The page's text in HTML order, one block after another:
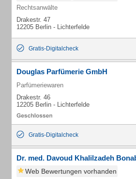
Rechtsanwälte
Drakestr. 47
12205 Berlin - Lichterfelde
Gratis-Digitalcheck
Douglas Parfümerie GmbH
Parfümeriewaren
Drakestr. 46
12205 Berlin - Lichterfelde
Gratis-Digitalcheck
Dr. med. Davoud Khalilzadeh
Web Bewertungen vorhanden